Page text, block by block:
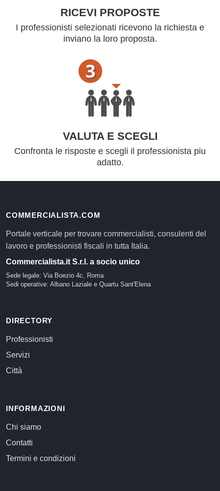
RICEVI PROPOSTE
I professionisti selezionati ricevono la richiesta e
inviano la loro proposta.
VALUTA E SCEGLI
Confronta le risposte e scegli il professionista piu
adatto.
COMMERCIALISTA.COM
Portale verticale per trovare commercialisti, consulenti del
lavoro e professionisti fiscali in tutta Italia.
Commercialista.it S.r.l. a socio unico
Sede legale: Via Boezio 4c, Roma
Sedi operative: Albano Laziale e Quartu Sant'Elena
DIRECTORY
Professionisti
Servizi
Città
INFORMAZIONI
Chi siamo
Contatti
Termini e condizioni